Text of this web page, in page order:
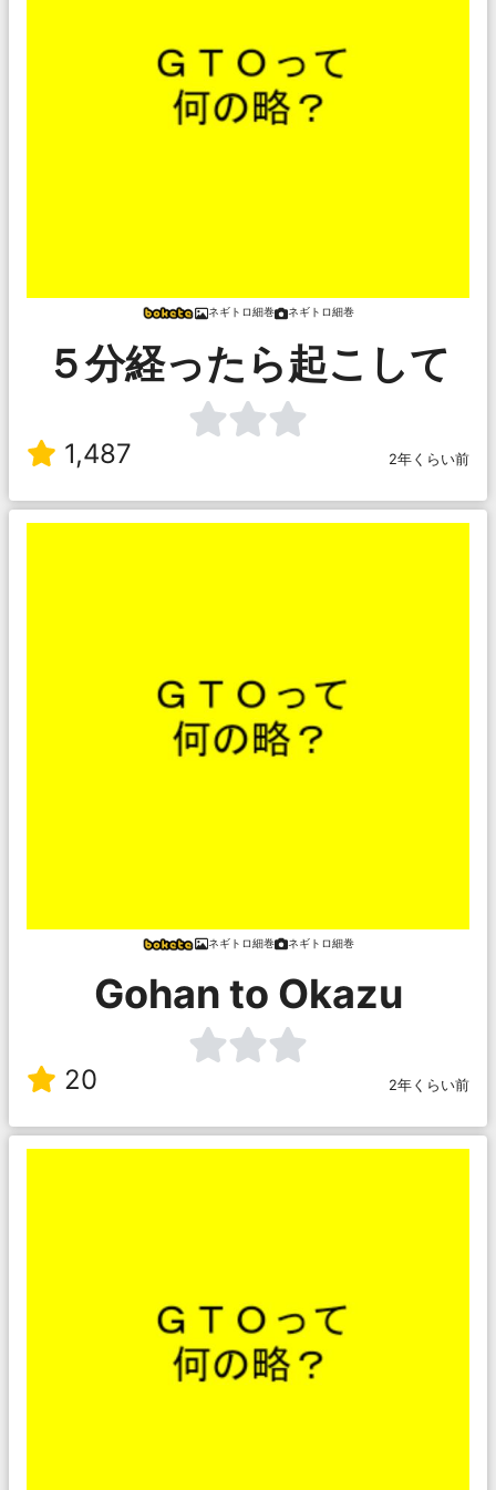
ネギトロ細巻 ネギトロ細巻
５分経ったら起こして
1,487 2年くらい前
ネギトロ細巻 ネギトロ細巻
Gohan to Okazu
20 2年くらい前